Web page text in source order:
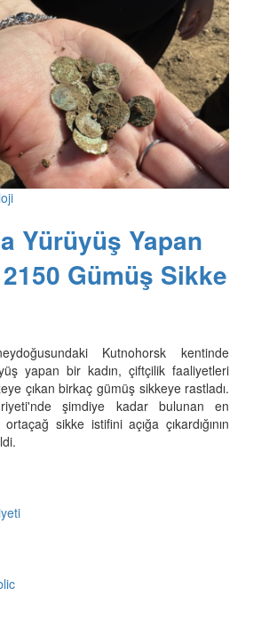
Yürüyüş Yapan
2150 Gümüş Sikke
Kutnohorsk kentinde
yapan bir kadın, çiftçilik faaliyetleri
çıkan birkaç gümüş sikkeye rastladı.
şimdiye kadar bulunan en
sikke istifini açığa çıkardığının